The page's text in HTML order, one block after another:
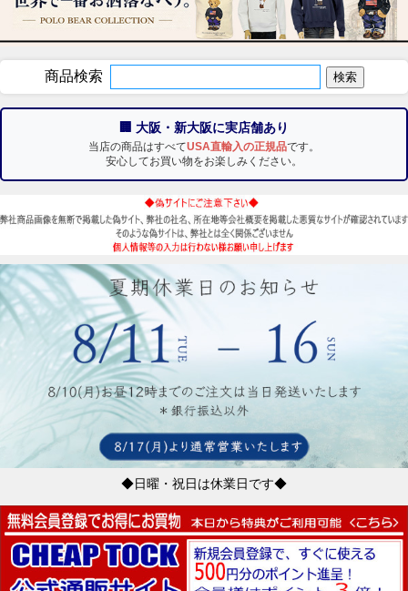
商品検索
🏢 大阪・新大阪に実店舗あり
当店の商品はすべてUSA直輸入の正規品です。
安心してお買い物をお楽しみください。
◆日曜・祝日は休業日です◆